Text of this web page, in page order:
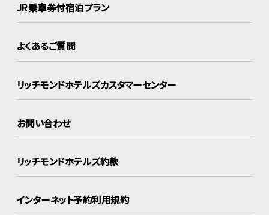
JR乗車券付宿泊プラン
よくあるご質問
リッチモンドホテルズカスタマーセンター
お問い合わせ
リッチモンドホテルズ約款
インターネット予約利用規約